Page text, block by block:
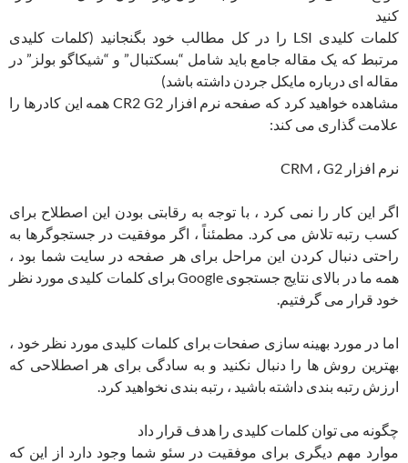
کنید
کلمات کلیدی LSI را در کل مطالب خود بگنجانید (کلمات کلیدی
مرتبط که یک مقاله جامع باید شامل “بسکتبال” و “شیکاگو بولز” در
مقاله ای درباره مایکل جردن داشته باشد)
مشاهده خواهید کرد که صفحه نرم افزار CR2 G2 همه این کادرها را
علامت گذاری می کند:
نرم افزار CRM ، G2
اگر این کار را نمی کرد ، با توجه به رقابتی بودن این اصطلاح برای
کسب رتبه تلاش می کرد. مطمئناً ، اگر موفقیت در جستجوگرها به
راحتی دنبال کردن این مراحل برای هر صفحه در سایت شما بود ،
همه ما در بالای نتایج جستجوی Google برای کلمات کلیدی مورد نظر
خود قرار می گرفتیم.
اما در مورد بهینه سازی صفحات برای کلمات کلیدی مورد نظر خود ،
بهترین روش ها را دنبال نکنید و به سادگی برای هر اصطلاحی که
ارزش رتبه بندی داشته باشید ، رتبه بندی نخواهید کرد.
چگونه می توان کلمات کلیدی را هدف قرار داد
موارد مهم دیگری برای موفقیت در سئو شما وجود دارد از این که